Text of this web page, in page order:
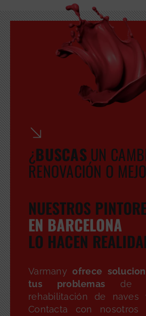
¿BUSCASUN
RENOVACIÓN O
NUESTROS
EN BARCELONA
LO HACEN
Varmany ofrece
tus problemas de
rehabilitación de naves
Contacta con nosotros